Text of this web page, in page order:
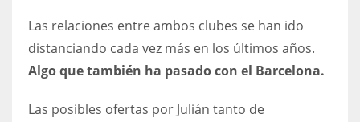
22
Las relaciones entre ambos clubes se han ido
distanciando cada vez más en los últimos años.
Algo que también ha pasado con el Barcelona.
Las posibles ofertas por Julián tanto de